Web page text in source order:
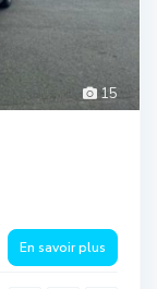
15
En savoir plus